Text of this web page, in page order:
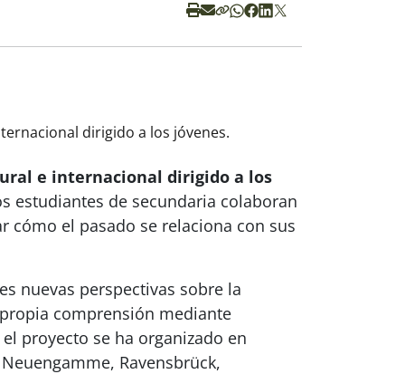
dirigido a los jóvenes.
e internacional dirigido a los
estudiantes de secundaria colaboran
cómo el pasado se relaciona con sus
nuevas perspectivas sobre la
comprensión mediante
proyecto se ha organizado en
Ravensbrück,